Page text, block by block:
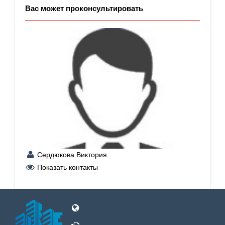
Вас может проконсультировать
Сердюкова Виктория
+7 (928) 403-64-95
Показать контакты